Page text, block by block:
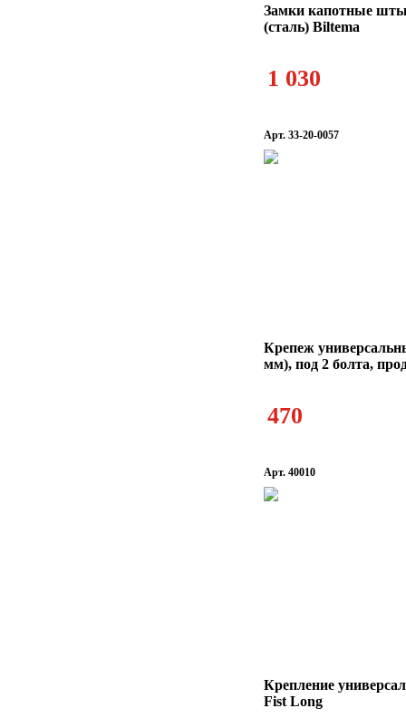
Замки капотные
(сталь) Biltema
1 030
Арт. 33-20-0057
Крепеж
мм), под 2 болта,
470
Арт. 40010
Крепление
Fist Long